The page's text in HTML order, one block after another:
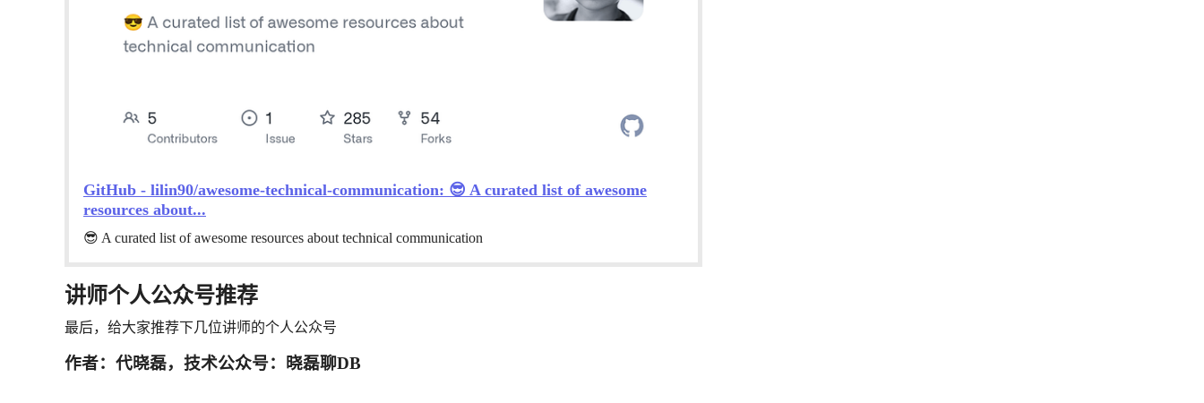
GitHub - lilin90/awesome-technical-communication: 😎 A curated list of awesome
resources about...
😎 A curated list of awesome resources about technical communication
讲师个人公众号推荐
最后，给大家推荐下几位讲师的个人公众号
作者：代晓磊，技术公众号：晓磊聊DB